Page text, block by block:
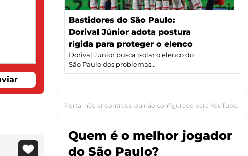
Bastidores do São Paulo:
Dorival Júnior adota postura
rígida para proteger o elenco
Dorival Júnior busca isolar o elenco do
São Paulo dos problemas...
Portal não encontrado ou não configurado para YouTube.
Quem é o melhor jogador
do São Paulo?